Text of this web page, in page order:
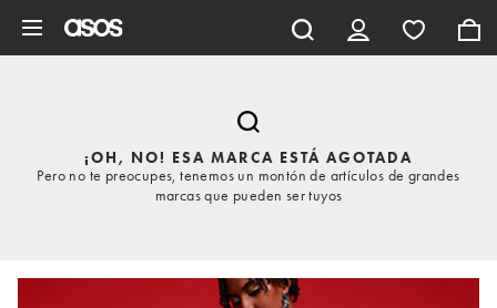
¡OH, NO! ESA MARCA ESTÁ AGOTADA
Pero no te preocupes, tenemos un montón de artículos de grandes
marcas que pueden ser tuyos